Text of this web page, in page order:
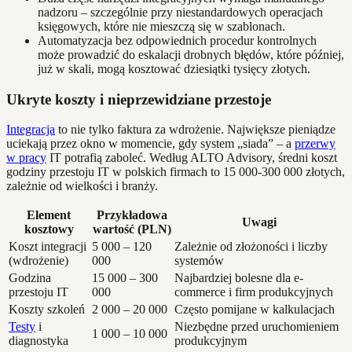
nadzoru – szczególnie przy niestandardowych operacjach
księgowych, które nie mieszczą się w szablonach.
Automatyzacja bez odpowiednich procedur kontrolnych
może prowadzić do eskalacji drobnych błędów, które później,
już w skali, mogą kosztować dziesiątki tysięcy złotych.
Ukryte koszty i nieprzewidziane przestoje
Integracja to nie tylko faktura za wdrożenie. Największe pieniądze
uciekają przez okno w momencie, gdy system „siada” – a przerwy
w pracy IT potrafią zaboleć. Według ALTO Advisory, średni koszt
godziny przestoju IT w polskich firmach to 15 000-300 000 złotych,
zależnie od wielkości i branży.
Element
kosztowy
Przykładowa
wartość (PLN)
Uwagi
Koszt integracji
(wdrożenie)
5 000 – 120
000
Zależnie od złożoności i liczby
systemów
Godzina
przestoju IT
15 000 – 300
000
Najbardziej bolesne dla e-
commerce i firm produkcyjnych
Koszty szkoleń
2 000 – 20 000 Często pomijane w kalkulacjach
Testy i
diagnostyka
1 000 – 10 000
Niezbędne przed uruchomieniem
produkcyjnym